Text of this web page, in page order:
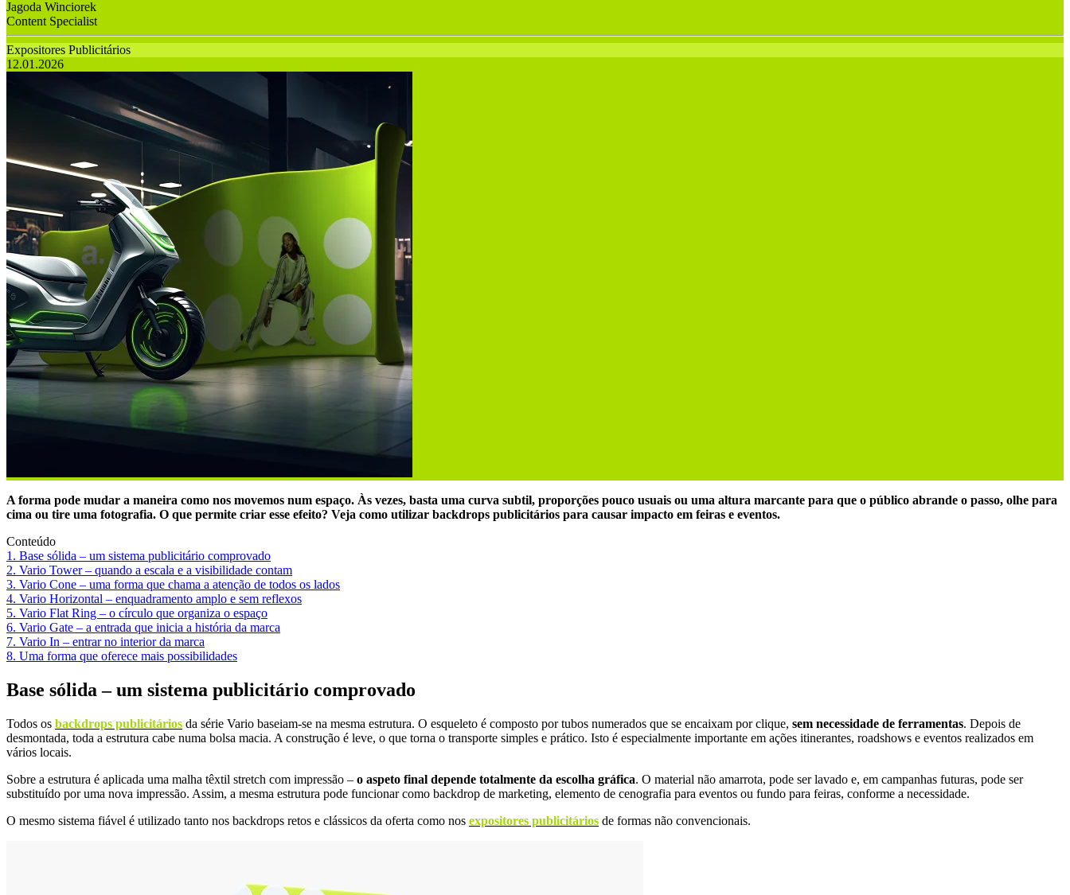
Jagoda Winciorek
Content Specialist
Expositores Publicitários
12.01.2026
A forma pode mudar a maneira como nos movemos num espaço. Às vezes, basta uma curva subtil, proporções pouco usuais ou uma altura marcante para que o público abrande o passo, olhe para
cima ou tire uma fotografia. O que permite criar esse efeito? Veja como utilizar backdrops publicitários para causar impacto em feiras e eventos.
Conteúdo
1. Base sólida – um sistema publicitário comprovado
2. Vario Tower – quando a escala e a visibilidade contam
3. Vario Cone – uma forma que chama a atenção de todos os lados
4. Vario Horizontal – enquadramento amplo e sem reflexos
5. Vario Flat Ring – o círculo que organiza o espaço
6. Vario Gate – a entrada que inicia a história da marca
7. Vario In – entrar no interior da marca
8. Uma forma que oferece mais possibilidades
Base sólida – um sistema publicitário comprovado
Todos os backdrops publicitários da série Vario baseiam-se na mesma estrutura. O esqueleto é composto por tubos numerados que se encaixam por clique, sem necessidade de ferramentas. Depois de
desmontada, toda a estrutura cabe numa bolsa macia. A construção é leve, o que torna o transporte simples e prático. Isto é especialmente importante em ações itinerantes, roadshows e eventos realizados em
vários locais.
Sobre a estrutura é aplicada uma malha têxtil stretch com impressão – o aspeto final depende totalmente da escolha gráfica. O material não amarrota, pode ser lavado e, em campanhas futuras, pode ser
substituído por uma nova impressão. Assim, a mesma estrutura pode funcionar como backdrop de marketing, elemento de cenografia para eventos ou fundo para feiras, conforme a necessidade.
O mesmo sistema fiável é utilizado tanto nos backdrops retos e clássicos da oferta como nos expositores publicitários de formas não convencionais.